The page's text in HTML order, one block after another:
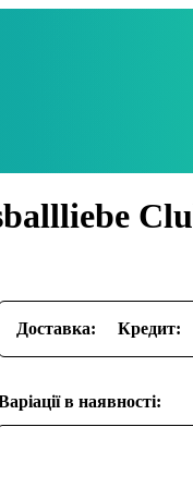
Доставка: Кредит:
в наявності: